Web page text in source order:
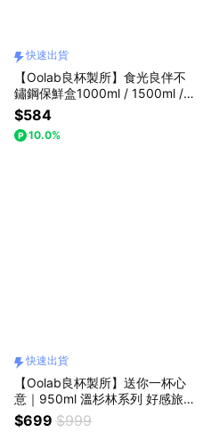
快速出貨
【Oolab良杯製所】食光良伴不
鏽鋼保鮮盒1000ml / 1500ml /
$584
10.0%
快速出貨
【Oolab良杯製所】送你一杯心
意｜950ml 溫杉林系列 好感旅
行保溫瓶🚚快速出貨
$699 $999